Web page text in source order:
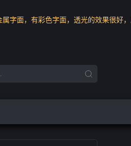
字面，有彩色字面，透光的效果很好